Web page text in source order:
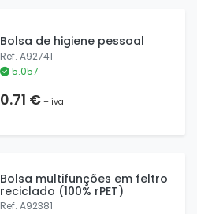
Bolsa de higiene pessoal
Ref. A92741
5.057
0.71 €+ iva
Bolsa multifunções em feltro
reciclado (100% rPET)
Ref. A92381